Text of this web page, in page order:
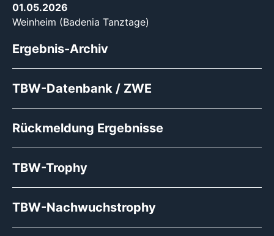
01.05.2026
Weinheim (Badenia Tanztage)
Ergebnis-Archiv
TBW-Datenbank / ZWE
Rückmeldung Ergebnisse
TBW-Trophy
TBW-Nachwuchstrophy